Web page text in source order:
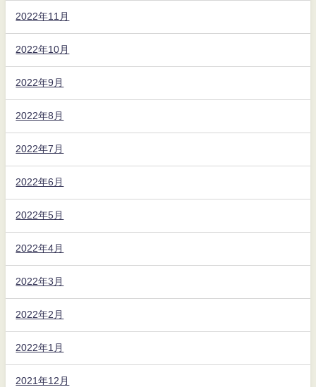
2022年11月
2022年10月
2022年9月
2022年8月
2022年7月
2022年6月
2022年5月
2022年4月
2022年3月
2022年2月
2022年1月
2021年12月